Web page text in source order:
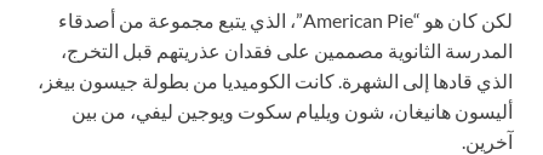
لكن كان هو “American Pie”، الذي يتبع مجموعة من أصدقاء
المدرسة الثانوية مصممين على فقدان عذريتهم قبل التخرج،
الذي قادها إلى الشهرة. كانت الكوميديا من بطولة جيسون بيغز،
أليسون هانيغان، شون ويليام سكوت ويوجين ليفي، من بين
آخرين.